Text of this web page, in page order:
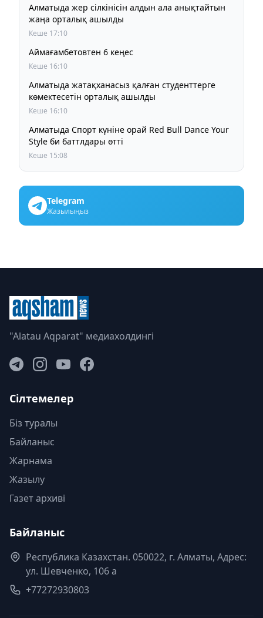
Алматыда жер сілкінісін алдын ала анықтайтын
жаңа орталық ашылды
Кеше 17:10
Аймағамбетовтен 6 кеңес
Кеше 16:10
Алматыда жатақханасыз қалған студенттерге
көмектесетін орталық ашылды
Кеше 16:10
Алматыда Спорт күніне орай Red Bull Dance Your
Style би баттлдары өтті
Кеше 15:08
Telegram
Жазылыңыз
"Alatau Aqparat" медиахолдингі
Сілтемелер
Біз туралы
Байланыс
Жарнама
Жазылу
Газет архиві
Байланыс
Республика Казахстан. 050022, г. Алматы, Адрес:
ул. Шевченко, 106 а
+77272930803